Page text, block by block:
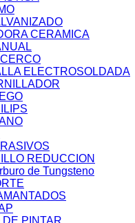
CERAMICA
ELECTROSOLDADA
REDUCCION
de Tungsteno